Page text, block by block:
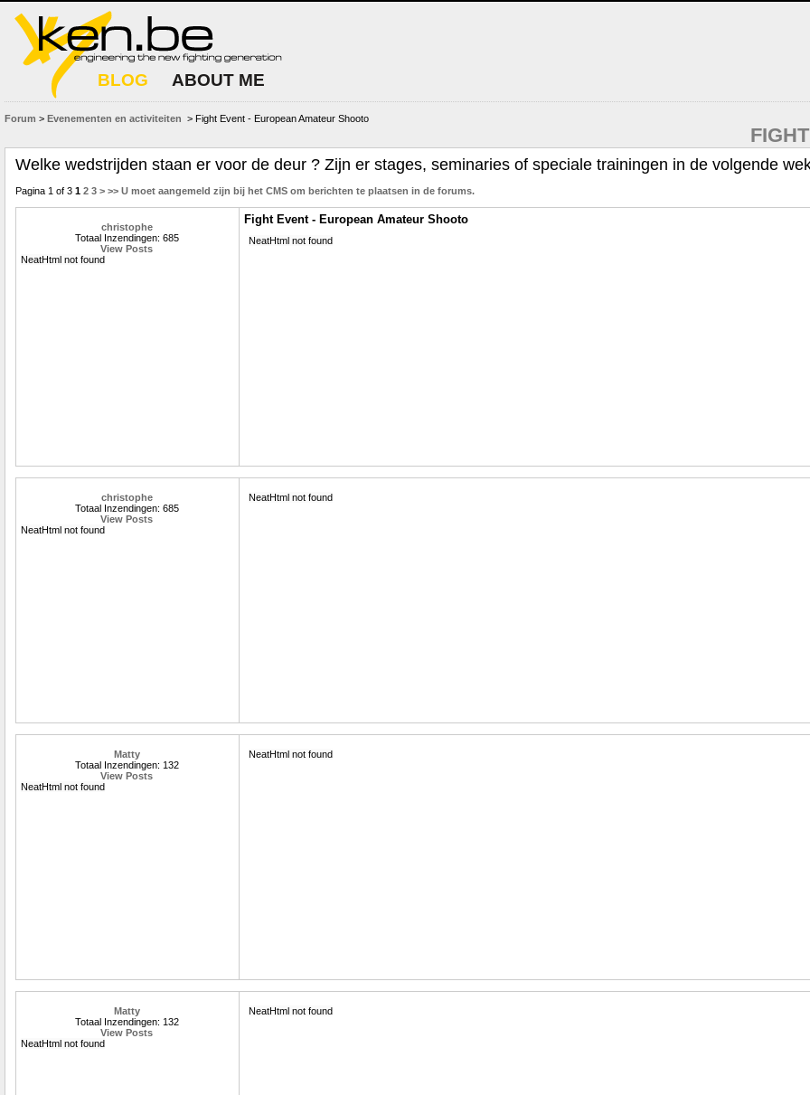
BLOG ABOUT ME
Forum > Evenementen en activiteiten > Fight Event - European Amateur Shooto
Welke wedstrijden staan er voor de deur ? Zijn er stages, seminaries of speciale trainingen in de volgende
Pagina 1 of 3 1 2 3 > >> U moet aangemeld zijn bij het CMS om berichten te plaatsen in de forums.
christophe
Totaal Inzendingen: 685
View Posts
NeatHtml not found
Fight Event - European Amateur Shooto
NeatHtml not found
christophe
Totaal Inzendingen: 685
View Posts
NeatHtml not found
NeatHtml not found
Matty
Totaal Inzendingen: 132
View Posts
NeatHtml not found
NeatHtml not found
Matty
Totaal Inzendingen: 132
View Posts
NeatHtml not found
NeatHtml not found